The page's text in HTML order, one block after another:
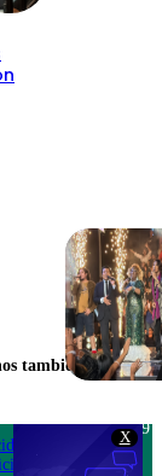
X
también en
Teléfono: 219
Av. San